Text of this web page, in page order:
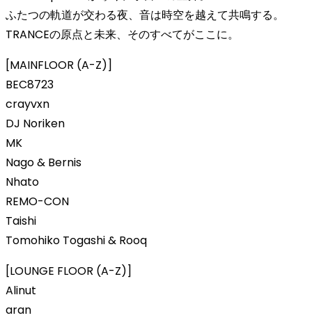
ふたつの軌道が交わる夜、音は時空を越えて共鳴する。
TRANCEの原点と未来、そのすべてがここに。
[MAINFLOOR (A-Z)]
BEC8723
crayvxn
DJ Noriken
MK
Nago & Bernis
Nhato
REMO-CON
Taishi
Tomohiko Togashi & Rooq
[LOUNGE FLOOR (A-Z)]
Alinut
aran